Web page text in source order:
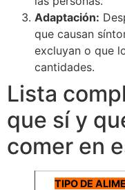
Adaptación:
que causan
excluyan o que
cantidades.
Lista
que sí y
comer en
TIPO DE